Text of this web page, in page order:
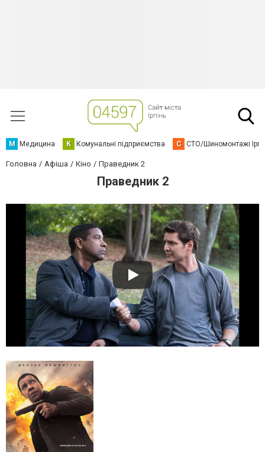
М Медицина К Комунальні підприємства С СТО/Шиномонтажі
Головна Афіша Кіно Праведник 2
Праведник 2